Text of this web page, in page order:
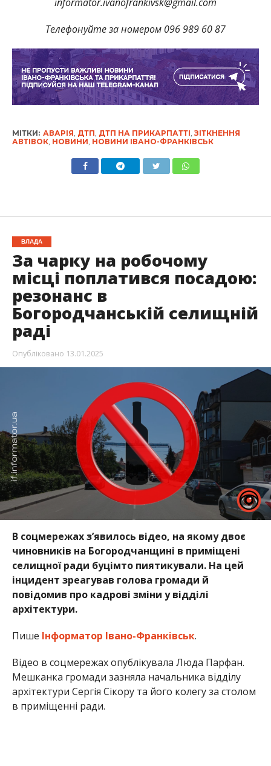
Телефонуйте за номером 096 989 60 87
МІТКИ: АВАРІЯ, ДТП, ДТП НА ПРИКАРПАТТІ, ЗІТКНЕННЯ
АВТІВОК, НОВИНИ, НОВИНИ ІВАНО-ФРАНКІВСЬК
ВЛАДА
За чарку на робочому
місці поплатився посадою:
резонанс в
Богородчанській селищній
раді
Опубліковано 13.01.2025
В соцмережах з’явилось відео, на якому двоє
чиновників на Богородчанщині в приміщені
селищної ради буцімто пиятикували. На цей
інцидент зреагував голова громади й
повідомив про кадрові зміни у відділі
архітектури.
Пише Інформатор Івано-Франківськ.
Відео в соцмережах опублікувала Люда Парфан.
Мешканка громади зазняла начальника відділу
архітектури Сергія Сікору та його колегу за столом
в приміщенні ради.